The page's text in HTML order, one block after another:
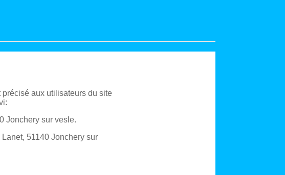
aux utilisateurs du site
Jonchery sur vesle.
51140 Jonchery sur